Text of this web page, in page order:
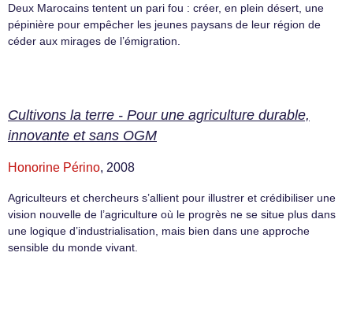
Deux Marocains tentent un pari fou : créer, en plein désert, une
pépinière pour empêcher les jeunes paysans de leur région de
céder aux mirages de l’émigration.
Cultivons la terre - Pour une agriculture durable,
innovante et sans OGM
Honorine Périno, 2008
Agriculteurs et chercheurs s’allient pour illustrer et crédibiliser une
vision nouvelle de l’agriculture où le progrès ne se situe plus dans
une logique d’industrialisation, mais bien dans une approche
sensible du monde vivant.